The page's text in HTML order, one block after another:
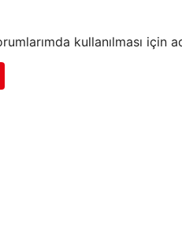
kullanılması için